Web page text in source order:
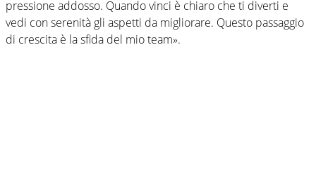
pressione addosso. Quando vinci è chiaro che ti diverti e
vedi con serenità gli aspetti da migliorare. Questo passaggio
di crescita è la sfida del mio team».